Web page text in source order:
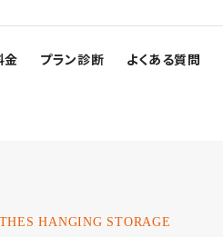
金 プラン診断 よくある質問
HANGING STORAGE